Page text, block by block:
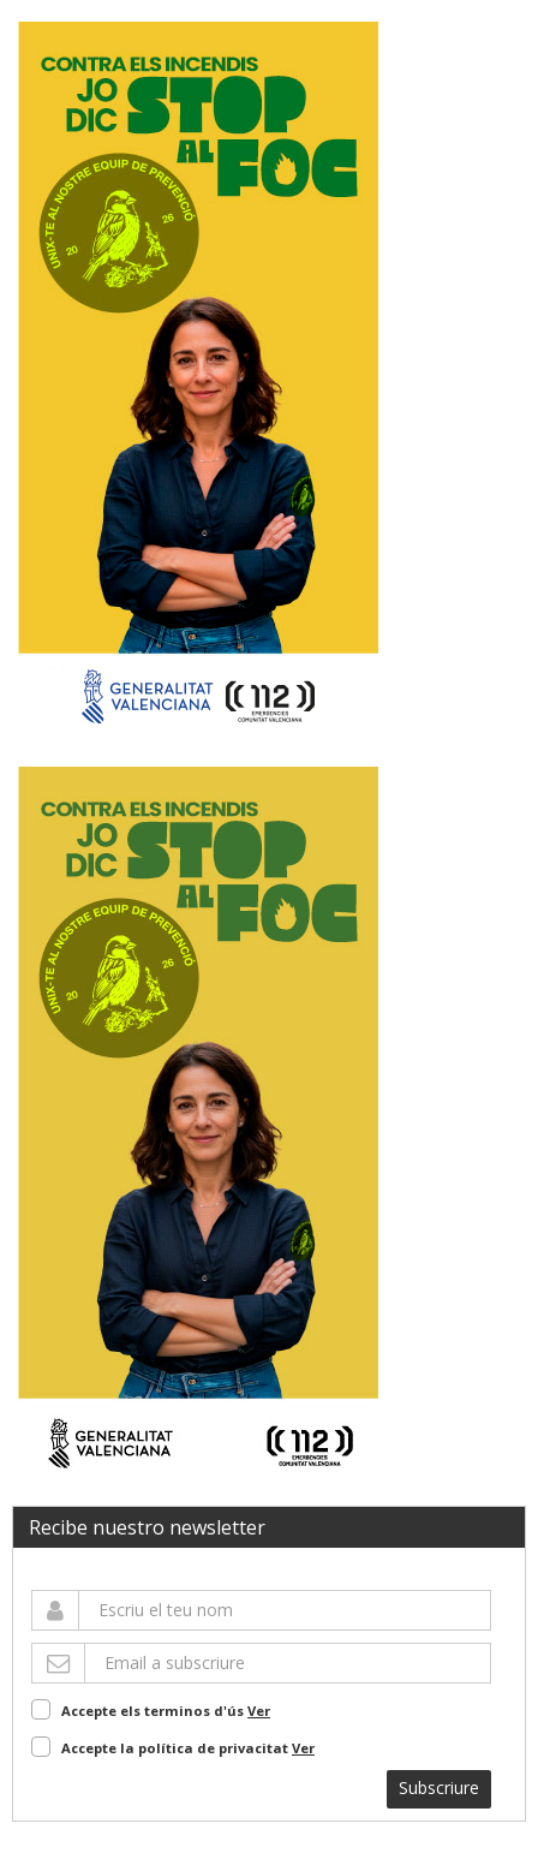
Recibe nuestro newsletter
Accepte els terminos d'ús Ver
Accepte la política de privacitat Ver
Subscriure